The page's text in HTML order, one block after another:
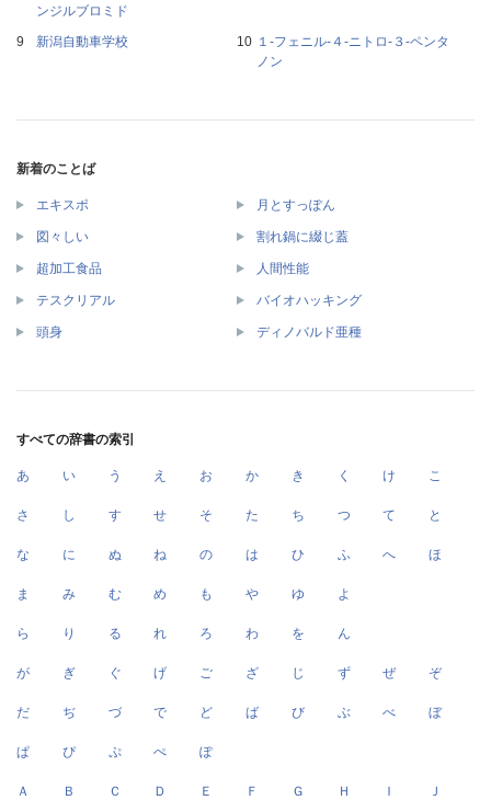
ンジルブロミド
新潟自動車学校
１‐フェニル‐４‐ニトロ‐３‐ペンタ
ノン
新着のことば
エキスポ 月とすっぽん
図々しい 割れ鍋に綴じ蓋
超加工食品 人間性能
テスクリアル バイオハッキング
頭身 ディノバルド亜種
すべての辞書の索引
あ い う え お か き く け こ
さ し す せ そ た ち つ て と
な に ぬ ね の は ひ ふ へ ほ
ま み む め も や ゆ よ
ら り る れ ろ わ を ん
が ぎ ぐ げ ご ざ じ ず ぜ ぞ
だ ぢ づ で ど ば び ぶ べ ぼ
ぱ ぴ ぷ ぺ ぽ
Ａ Ｂ Ｃ Ｄ Ｅ Ｆ Ｇ Ｈ Ｉ Ｊ